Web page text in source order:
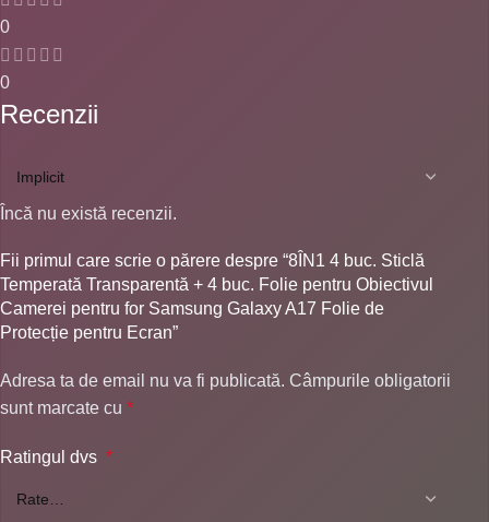
0
0
Recenzii
Încă nu există recenzii.
Fii primul care scrie o părere despre “8ÎN1 4 buc. Sticlă
Temperată Transparentă + 4 buc. Folie pentru Obiectivul
Camerei pentru for Samsung Galaxy A17 Folie de
Protecție pentru Ecran”
Adresa ta de email nu va fi publicată. Câmpurile obligatorii
sunt marcate cu*
Ratingul dvs*